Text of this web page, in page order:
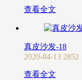
查看全文
真皮沙发-18
2020-04-13 2852
查看全文